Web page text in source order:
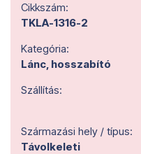
Cikkszám:
TKLA-1316-2
Kategória:
Lánc, hosszabító
Szállítás:
Származási hely / típus:
Távolkeleti